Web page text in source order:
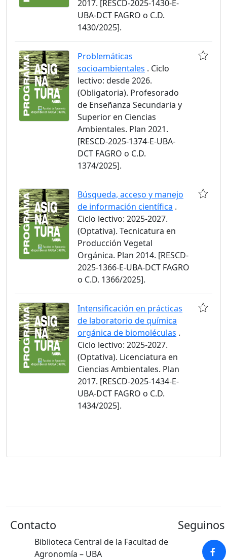
2017. [RESCD-2025-1430-E-
UBA-DCT FAGRO o C.D.
1430/2025].
Problemáticas
socioambientales . Ciclo
lectivo: desde 2026.
(Obligatoria). Profesorado
de Enseñanza Secundaria y
Superior en Ciencias
Ambientales. Plan 2021.
[RESCD-2025-1374-E-UBA-
DCT FAGRO o C.D.
1374/2025].
Búsqueda, acceso y manejo
de información científica .
Ciclo lectivo: 2025-2027.
(Optativa). Tecnicatura en
Producción Vegetal
Orgánica. Plan 2014. [RESCD-
2025-1366-E-UBA-DCT FAGRO
o C.D. 1366/2025].
Intensificación en prácticas
de laboratorio de química
orgánica de biomoléculas .
Ciclo lectivo: 2025-2027.
(Optativa). Licenciatura en
Ciencias Ambientales. Plan
2017. [RESCD-2025-1434-E-
UBA-DCT FAGRO o C.D.
1434/2025].
Contacto
Biblioteca Central de la Facultad de
Agronomía – UBA